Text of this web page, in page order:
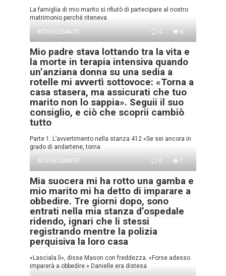
La famiglia di mio marito si rifiutò di partecipare al nostro
matrimonio perché riteneva
INTERESSANTE
0 6
Mio padre stava lottando tra la vita e
la morte in terapia intensiva quando
un’anziana donna su una sedia a
rotelle mi avvertì sottovoce: «Torna a
casa stasera, ma assicurati che tuo
marito non lo sappia». Seguii il suo
consiglio, e ciò che scoprii cambiò
tutto
Parte 1: L’avvertimento nella stanza 412 «Se sei ancora in
grado di andartene, torna
INTERESSANTE
0 1
Mia suocera mi ha rotto una gamba e
mio marito mi ha detto di imparare a
obbedire. Tre giorni dopo, sono
entrati nella mia stanza d’ospedale
ridendo, ignari che li stessi
registrando mentre la polizia
perquisiva la loro casa
«Lasciala lì», disse Mason con freddezza. «Forse adesso
imparerà a obbedire.» Danielle era distesa